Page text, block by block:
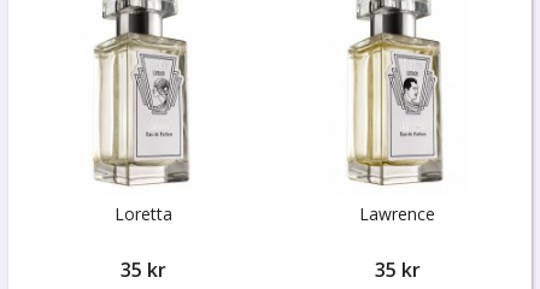
Loretta
35 kr
Lawrence
35 kr